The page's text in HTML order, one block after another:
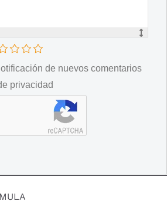
de nuevos comentarios
privacidad